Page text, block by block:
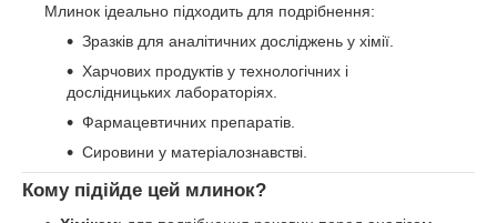
Млинок ідеально підходить для подрібнення:
Зразків для аналітичних досліджень у хімії.
Харчових продуктів у технологічних і
дослідницьких лабораторіях.
Фармацевтичних препаратів.
Сировини у матеріалознавстві.
Кому підійде цей млинок?